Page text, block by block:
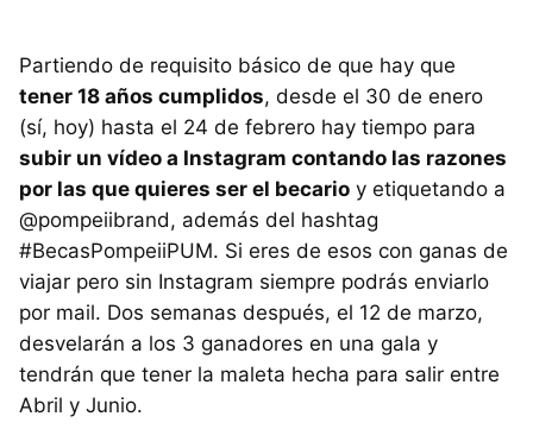
Partiendo de requisito básico de que hay que
tener 18 años cumplidos, desde el 30 de enero
(sí, hoy) hasta el 24 de febrero hay tiempo para
subir un vídeo a Instagram contando las razones
por las que quieres ser el becario y etiquetando a
@pompeiibrand, además del hashtag
#BecasPompeiiPUM. Si eres de esos con ganas de
viajar pero sin Instagram siempre podrás enviarlo
por mail. Dos semanas después, el 12 de marzo,
desvelarán a los 3 ganadores en una gala y
tendrán que tener la maleta hecha para salir entre
Abril y Junio.